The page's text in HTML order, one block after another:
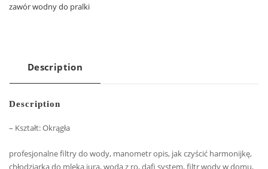
zawór wodny do pralki
Description
Description
– Kształt: Okrągła
profesjonalne filtry do wody, manometr opis, jak czyścić harmonijkę,
chłodziarka do mleka jura, woda z ro, dafi system, filtr wody w domu,